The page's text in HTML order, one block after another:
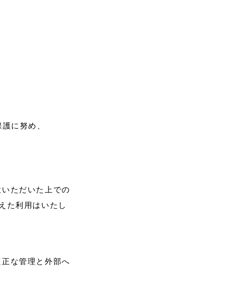
に努め、
ただいた上での
た利用はいたし
な管理と外部へ